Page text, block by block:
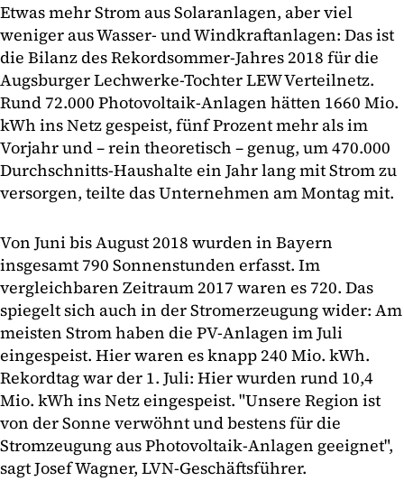
Etwas mehr Strom aus Solaranlagen, aber viel
weniger aus Wasser- und Windkraftanlagen: Das ist
die Bilanz des Rekordsommer-Jahres 2018 für die
Augsburger Lechwerke-Tochter LEW Verteilnetz.
Rund 72.000 Photovoltaik-Anlagen hätten 1660 Mio.
kWh ins Netz gespeist, fünf Prozent mehr als im
Vorjahr und – rein theoretisch – genug, um 470.000
Durchschnitts-Haushalte ein Jahr lang mit Strom zu
versorgen, teilte das Unternehmen am Montag mit.
Von Juni bis August 2018 wurden in Bayern
insgesamt 790 Sonnenstunden erfasst. Im
vergleichbaren Zeitraum 2017 waren es 720. Das
spiegelt sich auch in der Stromerzeugung wider: Am
meisten Strom haben die PV-Anlagen im Juli
eingespeist. Hier waren es knapp 240 Mio. kWh.
Rekordtag war der 1. Juli: Hier wurden rund 10,4
Mio. kWh ins Netz eingespeist. "Unsere Region ist
von der Sonne verwöhnt und bestens für die
Stromzeugung aus Photovoltaik-Anlagen geeignet",
sagt Josef Wagner, LVN-Geschäftsführer.